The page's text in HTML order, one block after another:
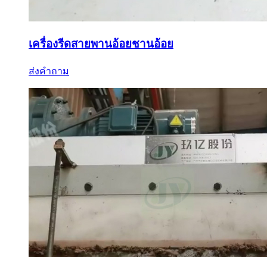
เครื่องรีดสายพานอ้อยชานอ้อย
ส่งคำถาม